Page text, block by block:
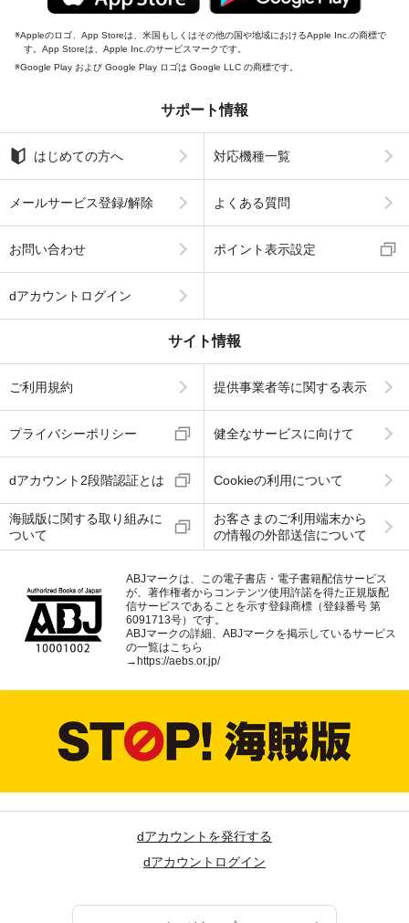
Appleのロゴ、App Storeは、米国もしくはその他の国や地域におけるApple Inc.の商標で
す。App Storeは、Apple Inc.のサービスマークです。
Google Play および Google Play ロゴは Google LLC の商標です。
サポート情報
はじめての方へ 対応機種一覧
メールサービス登録/解除 よくある質問
お問い合わせ ポイント表示設定
dアカウントログイン
サイト情報
ご利用規約 提供事業者等に関する表示
プライバシーポリシー 健全なサービスに向けて
dアカウント2段階認証とは Cookieの利用について
海賊版に関する取り組みに
ついて
お客さまのご利用端末から
の情報の外部送信について
ABJマークは、この電子書店・電子書籍配信サービス
が、著作権者からコンテンツ使用許諾を得た正規版配
信サービスであることを示す登録商標（登録番号 第
6091713号）です。
ABJマークの詳細、ABJマークを掲示しているサービス
の一覧はこちら
→https://aebs.or.jp/
dアカウントを発行する
dアカウントログイン